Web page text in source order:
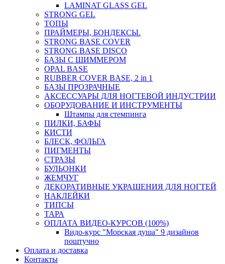
LAMINAT GLASS GEL
STRONG GEL
ТОПЫ
ПРАЙМЕРЫ, БОНДЕКСЫ.
STRONG BASE COVER
STRONG BASE DISCO
БАЗЫ С ШИММЕРОМ
OPAL BASE
RUBBER COVER BASE, 2 in 1
БАЗЫ ПРОЗРАЧНЫЕ
АКСЕССУАРЫ ДЛЯ НОГТЕВОЙ ИНДУСТРИИ
ОБОРУДОВАНИЕ И ИНСТРУМЕНТЫ
Штампы для стемпинга
ПИЛКИ, БАФЫ
КИСТИ
БЛЕСК, ФОЛЬГА
ПИГМЕНТЫ
СТРАЗЫ
БУЛЬОНКИ
ЖЕМЧУГ
ДЕКОРАТИВНЫЕ УКРАШЕНИЯ ДЛЯ НОГТЕЙ
НАКЛЕЙКИ
ТИПСЫ
ТАРА
ОПЛАТА ВИДЕО-КУРСОВ (100%)
Видо-курс "Морская душа" 9 дизайнов
поштучно
Оплата и доставка
Контакты